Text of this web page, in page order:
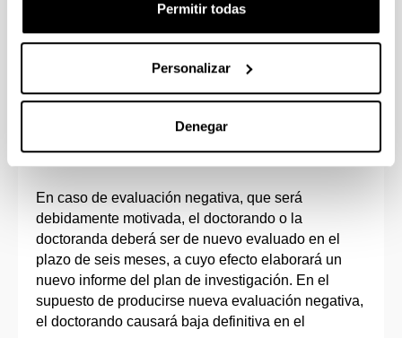
Permitir todas
Personalizar
Denegar
para las Comisiones Académicas, y de acuerdo con
el calendario de matrícula establecido por la
emisión de la segunda matrícula a todo el
alumnado evaluado.
En caso de evaluación negativa, que será
debidamente motivada, el doctorando o la
doctoranda deberá ser de nuevo evaluado en el
plazo de seis meses, a cuyo efecto elaborará un
nuevo informe del plan de investigación. En el
supuesto de producirse nueva evaluación negativa,
el doctorando causará baja definitiva en el